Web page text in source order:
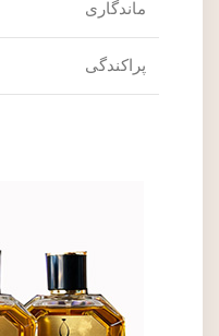
ماندگاری
پراکندگی